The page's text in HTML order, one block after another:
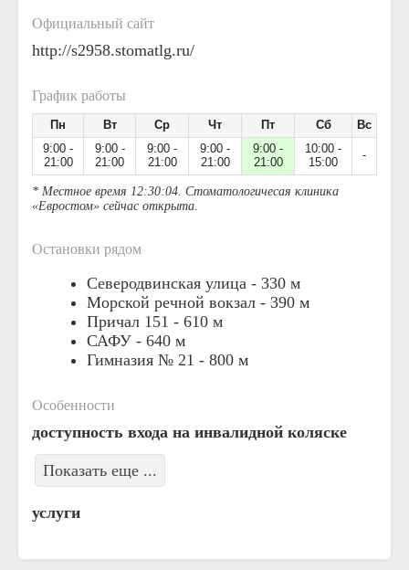
Официальный сайт
http://s2958.stomatlg.ru/
График работы
Пн Вт Ср Чт Пт Сб
Вс
9:00 -
21:00
9:00 -
21:00
9:00 -
21:00
9:00 -
21:00
9:00 -
21:00
10:00 -
15:00
-
* Местное время 12:30:04. Стоматологичесая клиника
«Евростом» сейчас открыта.
Остановки рядом
Северодвинская улица - 330 м
Морской речной вокзал - 390 м
Причал 151 - 610 м
САФУ - 640 м
Гимназия № 21 - 800 м
Особенности
доступность входа на инвалидной коляске
Показать еще ...
услуги